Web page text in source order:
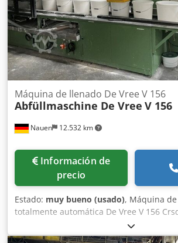
Nauen 12.532 km
Máquina de llenado De Vree V 156
Abfüllmaschine De Vree V 156
Información de
precio
Estado: muy bueno (usado), Máquina
totalmente automática De Vree V 156
Sgousf Rango de llenado: 1-20 litros
para colocar tapas Dispositivo